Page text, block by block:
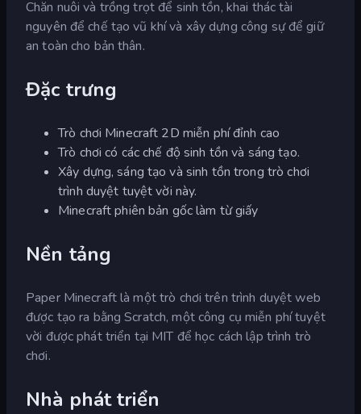
Chăn nuôi và trồng trọt để sinh tồn, khai thác tài
nguyên để chế tạo vũ khí và xây dựng công sự để giữ
an toàn cho bản thân.
Đặc trưng
Trò chơi Minecraft 2D miễn phí đỉnh cao
Trò chơi có các chế độ sinh tồn và sáng tạo.
Xây dựng, sáng tạo và sinh tồn trong trò chơi
trình duyệt tuyệt vời này.
Minecraft phiên bản gốc làm từ giấy
Nền tảng
Paper Minecraft là một trò chơi trên trình duyệt web
được tạo ra bằng Scratch, một công cụ miễn phí tuyệt
vời được phát triển tại MIT để học cách lập trình trò
chơi.
Nhà phát triển